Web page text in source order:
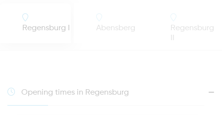
Regensburg I Abensberg
Regensburg
Opening times in Regensburg